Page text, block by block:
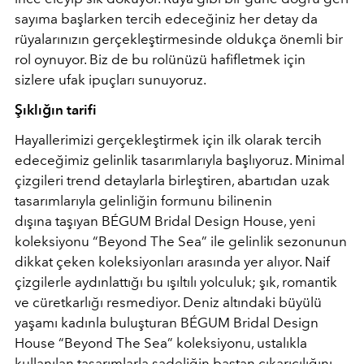
sayıma başlarken tercih edeceğiniz her detay da
rüyalarınızın gerçekleştirmesinde oldukça önemli bir
rol oynuyor. Biz de bu rolünüzü hafifletmek için
sizlere ufak ipuçları sunuyoruz.
Şıklığın tarifi
Hayallerimizi gerçekleştirmek için ilk olarak tercih
edeceğimiz gelinlik tasarımlarıyla başlıyoruz. Minimal
çizgileri trend detaylarla birleştiren, abartıdan uzak
tasarımlarıyla gelinliğin formunu bilinenin
dışına taşıyan BÉGUM Bridal Design House, yeni
koleksiyonu “Beyond The Sea” ile gelinlik sezonunun
dikkat çeken koleksiyonları arasında yer alıyor. Naif
çizgilerle aydınlattığı bu ışıltılı yolculuk; şık, romantik
ve cüretkarlığı resmediyor. Deniz altındaki büyülü
yaşamı kadınla buluşturan BÉGUM Bridal Design
House “Beyond The Sea” koleksiyonu, ustalıkla